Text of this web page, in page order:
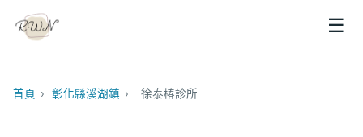
☰
首頁 › 彰化縣溪湖鎮 › 徐泰椿診所